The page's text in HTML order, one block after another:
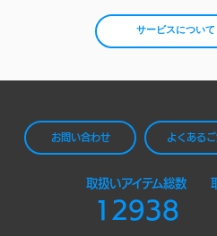
サービスについ
お問い合わせ よくある
取扱いアイテム総数
12938